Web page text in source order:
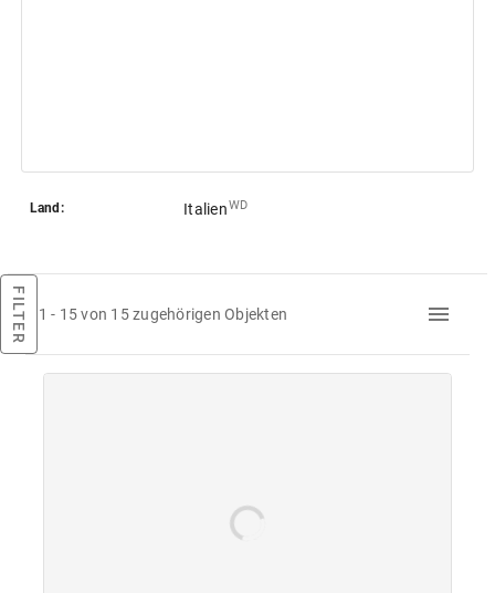
Land: ItalienWD
FILTER 1 - 15 von 15 zugehörigen Objekten